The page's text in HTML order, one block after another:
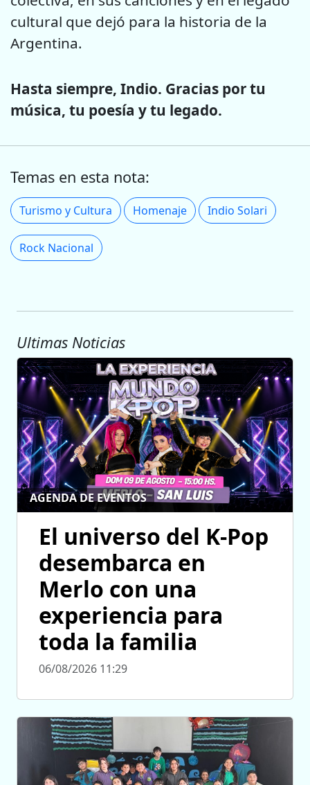
cultural que dejó para la historia de la
Argentina.
Hasta siempre, Indio. Gracias por tu
música, tu poesía y tu legado.
Temas en esta nota:
Turismo y Cultura Homenaje Indio Solari
Rock Nacional
Ultimas Noticias
AGENDA DE EVENTOS
El universo del K-Pop
desembarca en
Merlo con una
experiencia para
toda la familia
06/08/2026 11:29